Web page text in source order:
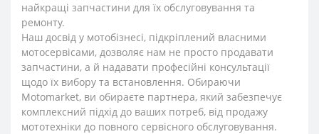
найкращі запчастини для їх обслуговування та
ремонту.
Наш досвід у мотобізнесі, підкріплений власними
мотосервісами, дозволяє нам не просто продавати
запчастини, а й надавати професійні консультації
щодо їх вибору та встановлення. Обираючи
Motomarket, ви обираєте партнера, який забезпечує
комплексний підхід до ваших потреб, від продажу
мототехніки до повного сервісного обслуговування.